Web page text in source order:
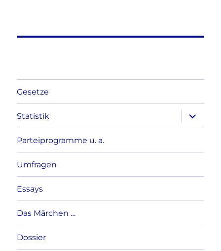
Gesetze
Statistik
anzeigen
Parteiprogramme u. a.
Umfragen
Essays
Das Märchen …
Dossier